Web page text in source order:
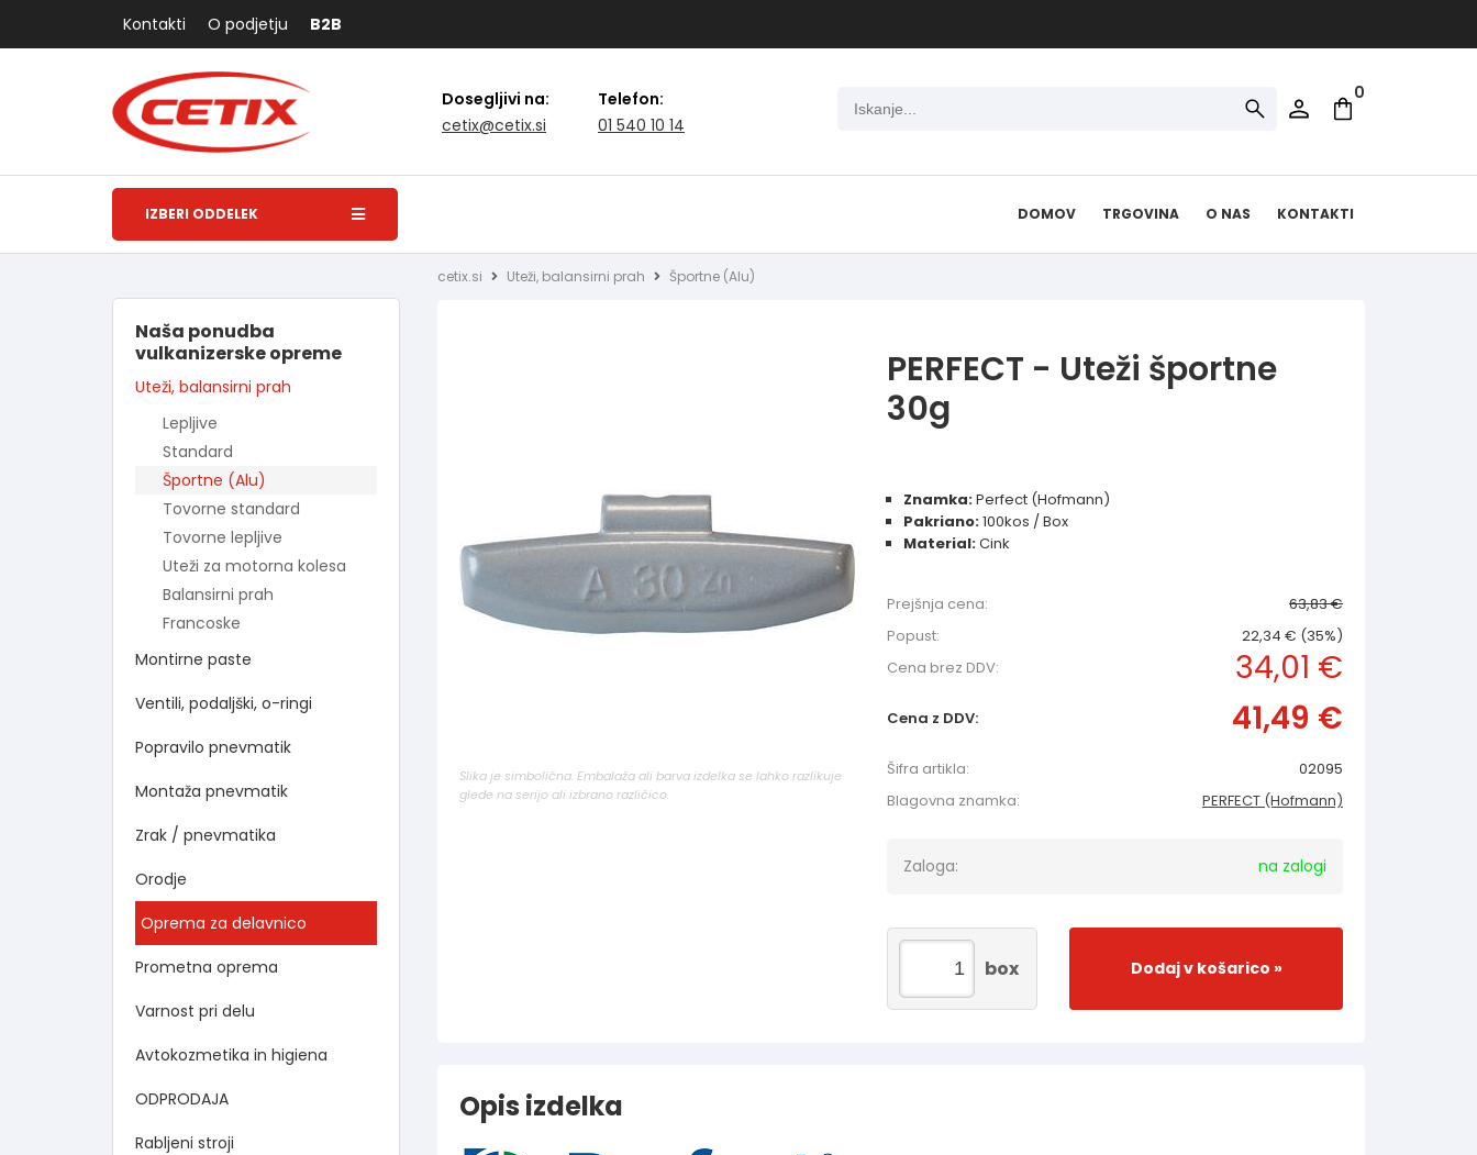
Kontakti O podjetju B2B
Dosegljivi na:
cetix
cetix.si
Telefon:
01 540 10 14
0
IZBERI ODDELEK DOMOV TRGOVINA O NAS KONTAKTI
Naša ponudba
vulkanizerske opreme
Uteži, balansirni prah
Lepljive
Standard
Športne (Alu)
Tovorne standard
Tovorne lepljive
Uteži za motorna kolesa
Balansirni prah
Francoske
Montirne paste
Ventili, podaljški, o-ringi
Popravilo pnevmatik
Montaža pnevmatik
Zrak / pnevmatika
Orodje
Oprema za delavnico
Prometna oprema
Varnost pri delu
Avtokozmetika in higiena
ODPRODAJA
Rabljeni stroji
cetix.si Uteži, balansirni prah Športne (Alu)
PERFECT - Uteži športne
30g
Slika je simbolična. Embalaža ali barva izdelka se lahko razlikuje
glede na serijo ali izbrano različico.
Znamka:Perfect (Hofmann)
Pakriano:100kos / Box
Material:Cink
Prejšnja cena:
63,83 €
Popust:
22,34 € (35%)
Cena brez DDV:
34,01 €
Cena z DDV: 41,49 €
Šifra artikla:
02095
Blagovna znamka:
PERFECT (Hofmann)
Zaloga: na zalogi
Dodaj v košarico
box
Opis izdelka